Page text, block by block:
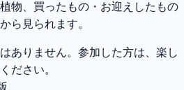
物、買ったもの・お迎えしたもの
ら見られます。
ありません。参加した方は、楽し
ださい。